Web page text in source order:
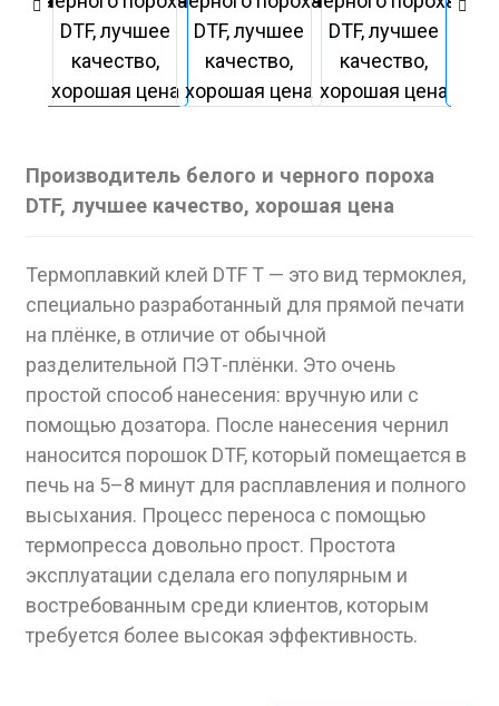
Производитель белого и черного пороха
DTF, лучшее качество, хорошая цена
Термоплавкий клей DTF T — это вид термоклея,
специально разработанный для прямой печати
на плёнке, в отличие от обычной
разделительной ПЭТ-плёнки. Это очень
простой способ нанесения: вручную или с
помощью дозатора. После нанесения чернил
наносится порошок DTF, который помещается в
печь на 5–8 минут для расплавления и полного
высыхания. Процесс переноса с помощью
термопресса довольно прост. Простота
эксплуатации сделала его популярным и
востребованным среди клиентов, которым
требуется более высокая эффективность.